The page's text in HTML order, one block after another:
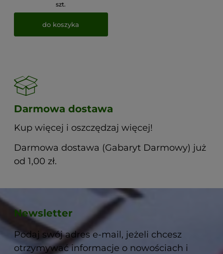
szt.
do koszyka
Darmowa dostawa
Kup więcej i oszczędzaj więcej!
Darmowa dostawa (Gabaryt Darmowy) już
od 1,00 zł.
Newsletter
Podaj swój adres e-mail, jeżeli chcesz
otrzymywać informacje o nowościach i